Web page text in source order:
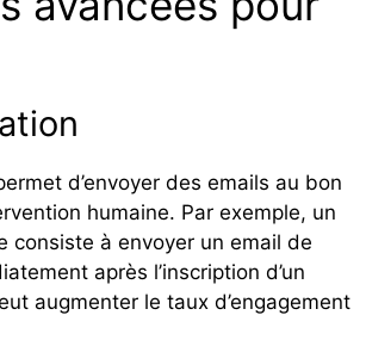
d’envoyer des emails au bon
humaine. Par exemple, un
consiste à envoyer un email de
après l’inscription d’un
augmenter le taux d’engagement